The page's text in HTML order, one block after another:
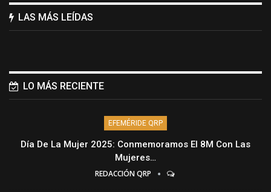
LAS MÁS LEÍDAS
LO MÁS RECIENTE
EFEMÉRIDE QRP
Día De La Mujer 2025: Conmemoramos El 8M Con Las
Mujeres…
REDACCIÓN QRP